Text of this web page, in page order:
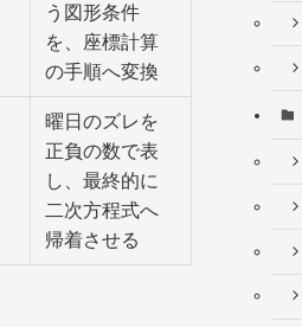
う図形条件
を、座標計算
の手順へ変換
曜日のズレを
正負の数で表
し、最終的に
二次方程式へ
帰着させる